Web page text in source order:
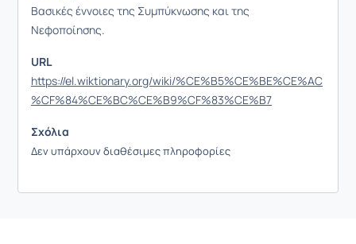
Βασικές έννοιες της Συμπύκνωσης και της
Νεφοποίησης.
URL
https://el.wiktionary.org/wiki/%CE%B5%CE%BE%CE%AC
%CF%84%CE%BC%CE%B9%CF%83%CE%B7
Σχόλια
Δεν υπάρχουν διαθέσιμες πληροφορίες